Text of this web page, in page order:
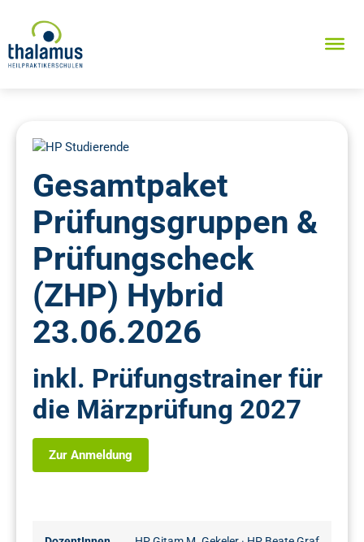
Gesamtpaket
Prüfungsgruppen &
Prüfungscheck
(ZHP) Hybrid
23.06.2026
inkl. Prüfungstrainer für
die Märzprüfung 2027
Zur Anmeldung